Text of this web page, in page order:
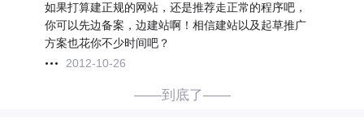
如果打算建正规的网站，还是推荐走正常的程序吧，
你可以先边备案，边建站啊！相信建站以及起草推广
方案也花你不少时间吧？
2012-10-26
——到底了——